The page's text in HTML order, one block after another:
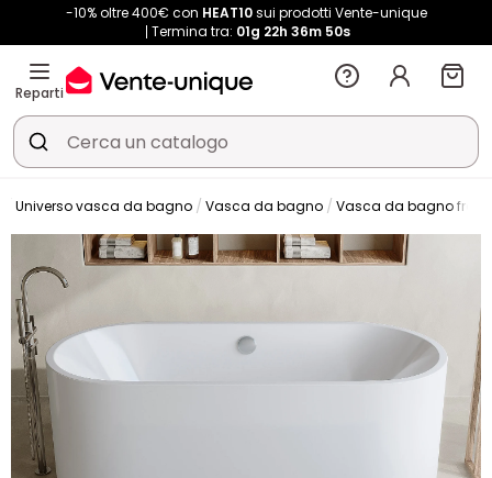
-10% oltre 400€ con HEAT10sui prodotti Vente-unique
Termina tra: 01g 22h 36m 48s
Reparti
Universo vasca da bagno Vasca da bagno Vasca da bagno